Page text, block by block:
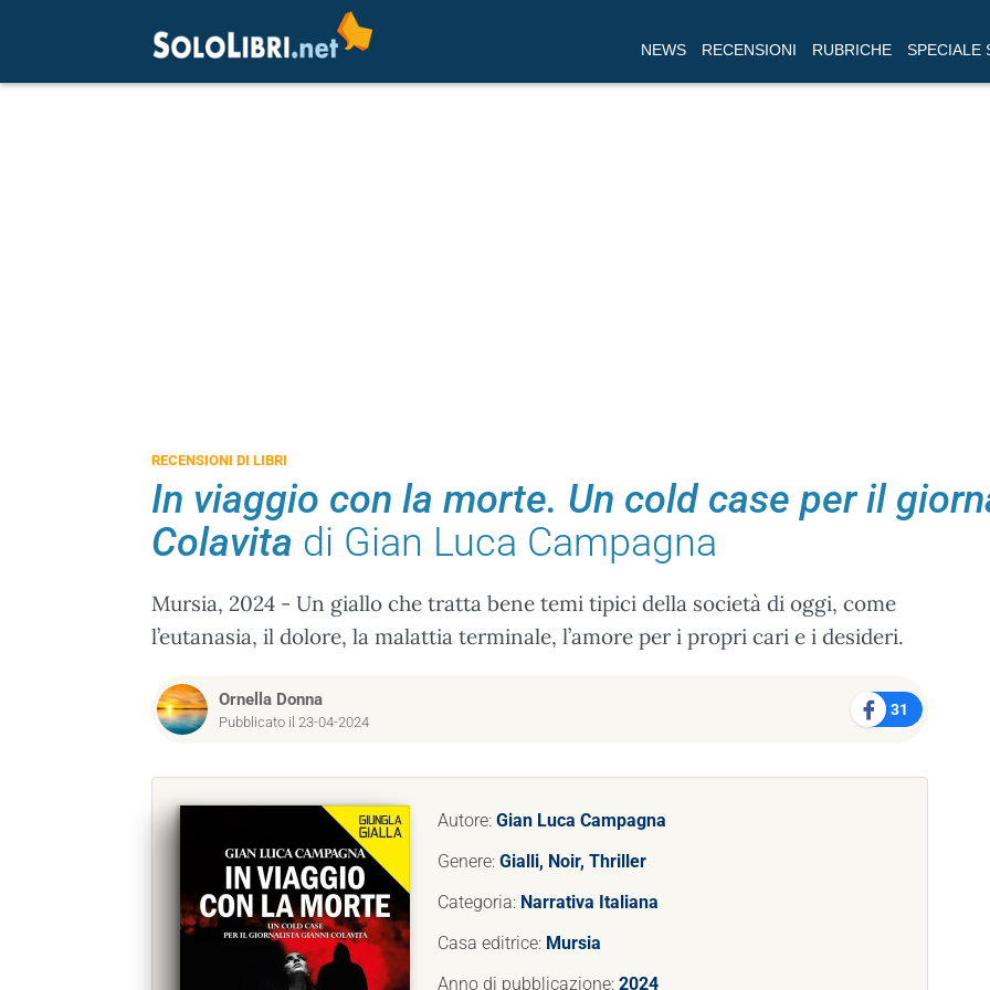
NEWS RECENSIONI RUBRICHE SPECIALE
RECENSIONI DI LIBRI
In viaggio con la morte. Un cold case per il
Colavita di Gian Luca Campagna
Mursia, 2024 - Un giallo che tratta bene temi tipici della società di oggi, come
l’eutanasia, il dolore, la malattia terminale, l’amore per i propri cari e i desideri.
Ornella Donna
Pubblicato il 23-04-2024
31
Autore: Gian Luca Campagna
Genere: Gialli, Noir, Thriller
Categoria: Narrativa Italiana
Casa editrice: Mursia
Anno di pubblicazione: 2024